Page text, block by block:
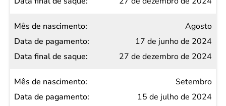
Agosto
17 de junho de 2024
27 de dezembro de 2024
Setembro
15 de julho de 2024